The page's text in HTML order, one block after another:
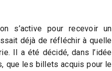
s’active pour recevoir un
déjà de réfléchir à quelle
Il a été décidé, dans l’idée
que les billets acquis pour le